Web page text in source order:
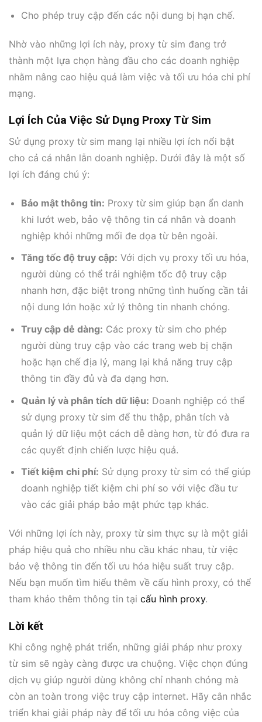
Cho phép truy cập đến các nội dung bị hạn chế.
Nhờ vào những lợi ích này, proxy từ sim đang trở
thành một lựa chọn hàng đầu cho các doanh nghiệp
nhằm nâng cao hiệu quả làm việc và tối ưu hóa chi phí
mạng.
Lợi Ích Của Việc Sử Dụng Proxy Từ Sim
Sử dụng proxy từ sim mang lại nhiều lợi ích nổi bật
cho cả cá nhân lẫn doanh nghiệp. Dưới đây là một số
lợi ích đáng chú ý:
Bảo mật thông tin: Proxy từ sim giúp bạn ẩn danh
khi lướt web, bảo vệ thông tin cá nhân và doanh
nghiệp khỏi những mối đe dọa từ bên ngoài.
Tăng tốc độ truy cập: Với dịch vụ proxy tối ưu hóa,
người dùng có thể trải nghiệm tốc độ truy cập
nhanh hơn, đặc biệt trong những tình huống cần tải
nội dung lớn hoặc xử lý thông tin nhanh chóng.
Truy cập dễ dàng: Các proxy từ sim cho phép
người dùng truy cập vào các trang web bị chặn
hoặc hạn chế địa lý, mang lại khả năng truy cập
thông tin đầy đủ và đa dạng hơn.
Quản lý và phân tích dữ liệu: Doanh nghiệp có thể
sử dụng proxy từ sim để thu thập, phân tích và
quản lý dữ liệu một cách dễ dàng hơn, từ đó đưa ra
các quyết định chiến lược hiệu quả.
Tiết kiệm chi phí: Sử dụng proxy từ sim có thể giúp
doanh nghiệp tiết kiệm chi phí so với việc đầu tư
vào các giải pháp bảo mật phức tạp khác.
Với những lợi ích này, proxy từ sim thực sự là một giải
pháp hiệu quả cho nhiều nhu cầu khác nhau, từ việc
bảo vệ thông tin đến tối ưu hóa hiệu suất truy cập.
Nếu bạn muốn tìm hiểu thêm về cấu hình proxy, có thể
tham khảo thêm thông tin tại cấu hình proxy.
Lời kết
Khi công nghệ phát triển, những giải pháp như proxy
từ sim sẽ ngày càng được ưa chuộng. Việc chọn đúng
dịch vụ giúp người dùng không chỉ nhanh chóng mà
còn an toàn trong việc truy cập internet. Hãy cân nhắc
triển khai giải pháp này để tối ưu hóa công việc của